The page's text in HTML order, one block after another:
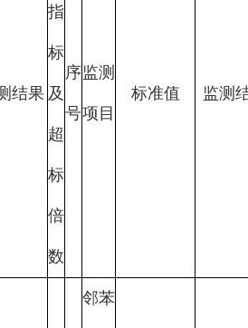
结果
指
标
及
超
标
倍
数
序
号
监测
项目
标准值 监测
邻苯